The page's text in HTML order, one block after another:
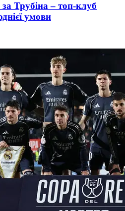
Трубіна – топ-клуб
умови